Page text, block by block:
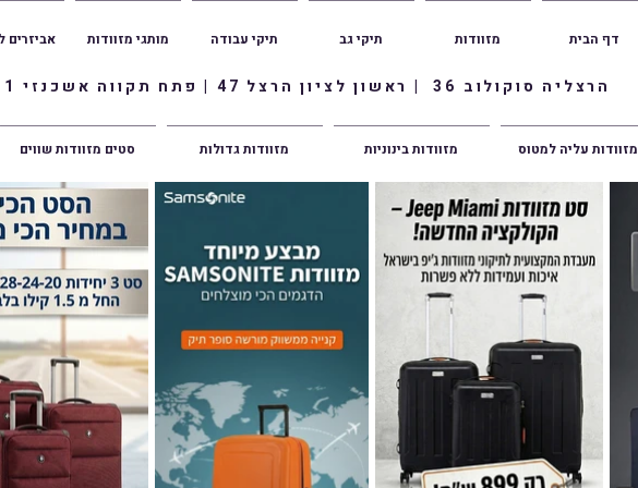
הרצליה סוקולוב 36 | ראשון לציון הרצל 47 | פתח תקווה אשכנזי 1
אביזרים מותגי מזוודות תיקי עבודה תיקי גב מזוודות דף הבית
סטים מזוודות שווים מזוודות גדולות מזוודות בינוניות מזוודות עליה למטוס